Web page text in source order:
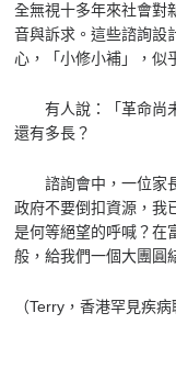
全無視十多年來社會對
音與訴求。這些諮詢設
心，「小修小補」，似
有人說：「革命尚未
還有多長？
諮詢會中，一位家長
政府不要倒扣資源，我
是何等絕望的呼喊？在
般，給我們一個大團圓
（Terry ，香港罕見疾